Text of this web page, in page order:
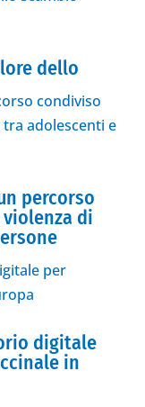
dello
percorso
di
digitale
in